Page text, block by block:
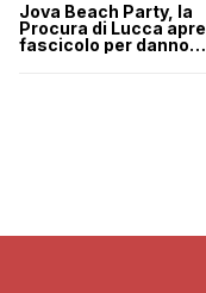
Jova Beach Party, la
Procura di Lucca apre
fascicolo per danno